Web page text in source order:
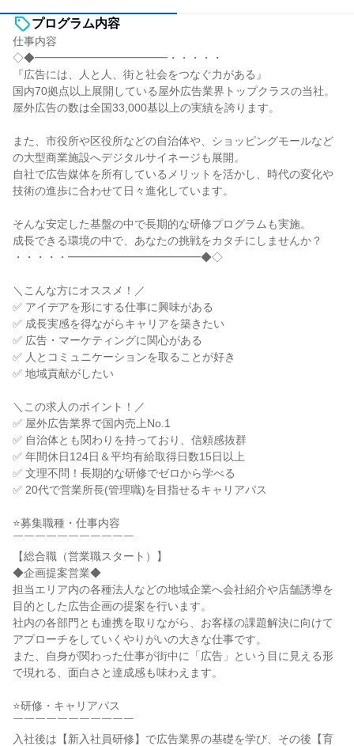
プログラム内容
仕事内容
◇◆━━━━━━━━━━━━・・・・・
『広告には、人と人、街と社会をつなぐ力がある』
国内70拠点以上展開している屋外広告業界トップクラスの当社。
屋外広告の数は全国33,000基以上の実績を誇ります。
また、市役所や区役所などの自治体や、ショッピングモールなど
の大型商業施設へデジタルサイネージも展開。
自社で広告媒体を所有しているメリットを活かし、時代の変化や
技術の進歩に合わせて日々進化しています。
そんな安定した基盤の中で長期的な研修プログラムも実施。
成長できる環境の中で、あなたの挑戦をカタチにしませんか？
・・・・・━━━━━━━━━━━━◆◇
＼こんな方にオススメ！／
✅ アイデアを形にする仕事に興味がある
✅ 成長実感を得ながらキャリアを築きたい
✅ 広告・マーケティングに関心がある
✅ 人とコミュニケーションを取ることが好き
✅ 地域貢献がしたい
＼この求人のポイント！／
✅ 屋外広告業界で国内売上No.1
✅ 自治体とも関わりを持っており、信頼感抜群
✅ 年間休日124日＆平均有給取得日数15日以上
✅ 文理不問！長期的な研修でゼロから学べる
✅ 20代で営業所長(管理職)を目指せるキャリアパス
⭐募集職種・仕事内容
￣￣￣￣￣￣￣￣￣￣￣
【総合職（営業職スタート）】
◆企画提案営業◆
担当エリア内の各種法人などの地域企業へ会社紹介や店舗誘導を
目的とした広告企画の提案を行います。
社内の各部門とも連携を取りながら、お客様の課題解決に向けて
アプローチをしていくやりがいの大きな仕事です。
また、自身が関わった仕事が街中に「広告」という目に見える形
で現れる、面白さと達成感も味わえます。
⭐研修・キャリアパス
￣￣￣￣￣￣￣￣￣￣￣
入社後は【新入社員研修】で広告業界の基礎を学び、その後【育